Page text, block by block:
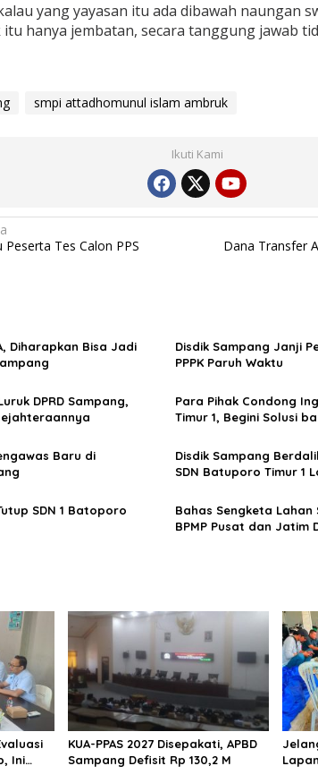
yang yayasan itu ada dibawah naungan
itu hanya jembatan, secara tanggung jawab
smpi attadhomunul islam ambruk
Ikuti Kami
Peserta Tes Calon PPS
Dana Transfer
Diharapkan Bisa Jadi
Disdik Sampang Janji
PPPK Paruh Waktu
DPRD Sampang,
Para Pihak Condong
Timur 1, Begini Solusi
Baru di
Disdik Sampang
SDN Batuporo Timur 1
SDN 1 Batoporo
Bahas Sengketa Lahan
BPMP Pusat dan Jatim
Ini
KUA-PPAS 2027 Disepakati, APBD
Sampang Defisit Rp 130,2 M